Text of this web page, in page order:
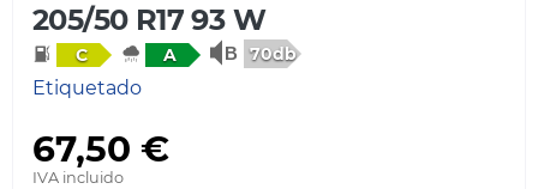
205/50 R17 93 W
C A 70db
Etiquetado
67,50 €
IVA incluido